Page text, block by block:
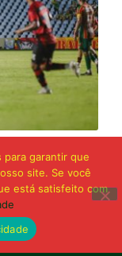
no Castelão
para garantir que
site. Se você
está satisfeito com